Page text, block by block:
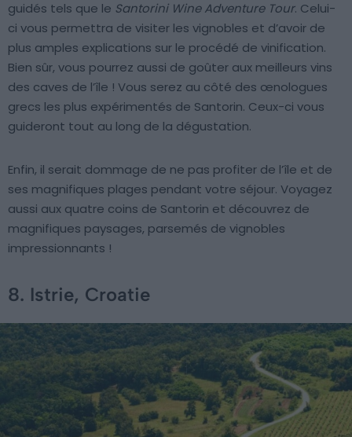
guidés tels que le Santorini Wine Adventure Tour. Celui-
ci vous permettra de visiter les vignobles et d’avoir de
plus amples explications sur le procédé de vinification.
Bien sûr, vous pourrez aussi de goûter aux meilleurs vins
des caves de l’île ! Vous serez au côté des œnologues
grecs les plus expérimentés de Santorin. Ceux-ci vous
guideront tout au long de la dégustation.
Enfin, il serait dommage de ne pas profiter de l’île et de
ses magnifiques plages pendant votre séjour. Voyagez
aussi aux quatre coins de Santorin et découvrez de
magnifiques paysages, parsemés de vignobles
impressionnants !
8. Istrie, Croatie